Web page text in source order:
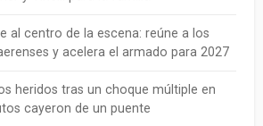
al centro de la escena: reúne a los
y acelera el armado para 2027
heridos tras un choque múltiple en
cayeron de un puente